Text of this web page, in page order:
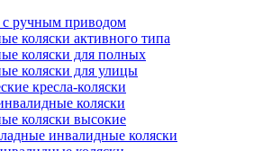
с ручным приводом
коляски активного типа
коляски для полных
коляски для улицы
кресла-коляски
коляски
коляски высокие
инвалидные коляски